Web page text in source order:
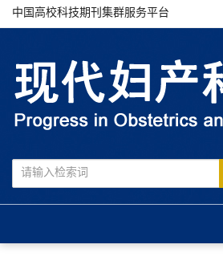
中国高校科技期刊集群服务平台